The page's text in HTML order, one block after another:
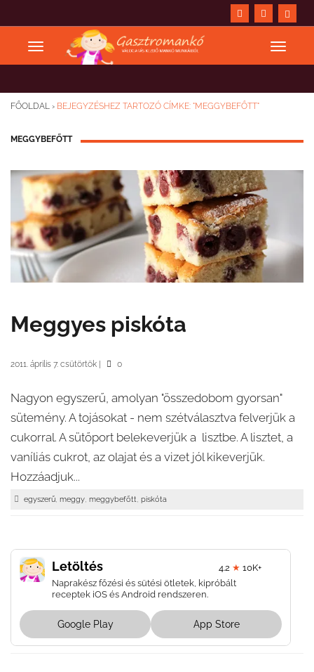
FŐOLDAL › BEJEGYZÉSHEZ TARTOZÓ CÍMKE: "MEGGYBEFŐTT"
MEGGYBEFŐTT
Meggyes piskóta
2011. április 7. csütörtök 0
Nagyon egyszerű, amolyan "összedobom gyorsan"
sütemény. A tojásokat - nem szétválasztva felverjük a
cukorral. A sütőport belekeverjük a lisztbe. A lisztet, a
vaníliás cukrot, az olajat és a vizet jól kikeverjük.
Hozzáadjuk...
egyszerű, meggy, meggybefőtt, piskóta
Letöltés 4.2 ★ 10K+
Naprakész főzési és sütési ötletek, kipróbált
receptek iOS és Android rendszeren.
Google Play App Store